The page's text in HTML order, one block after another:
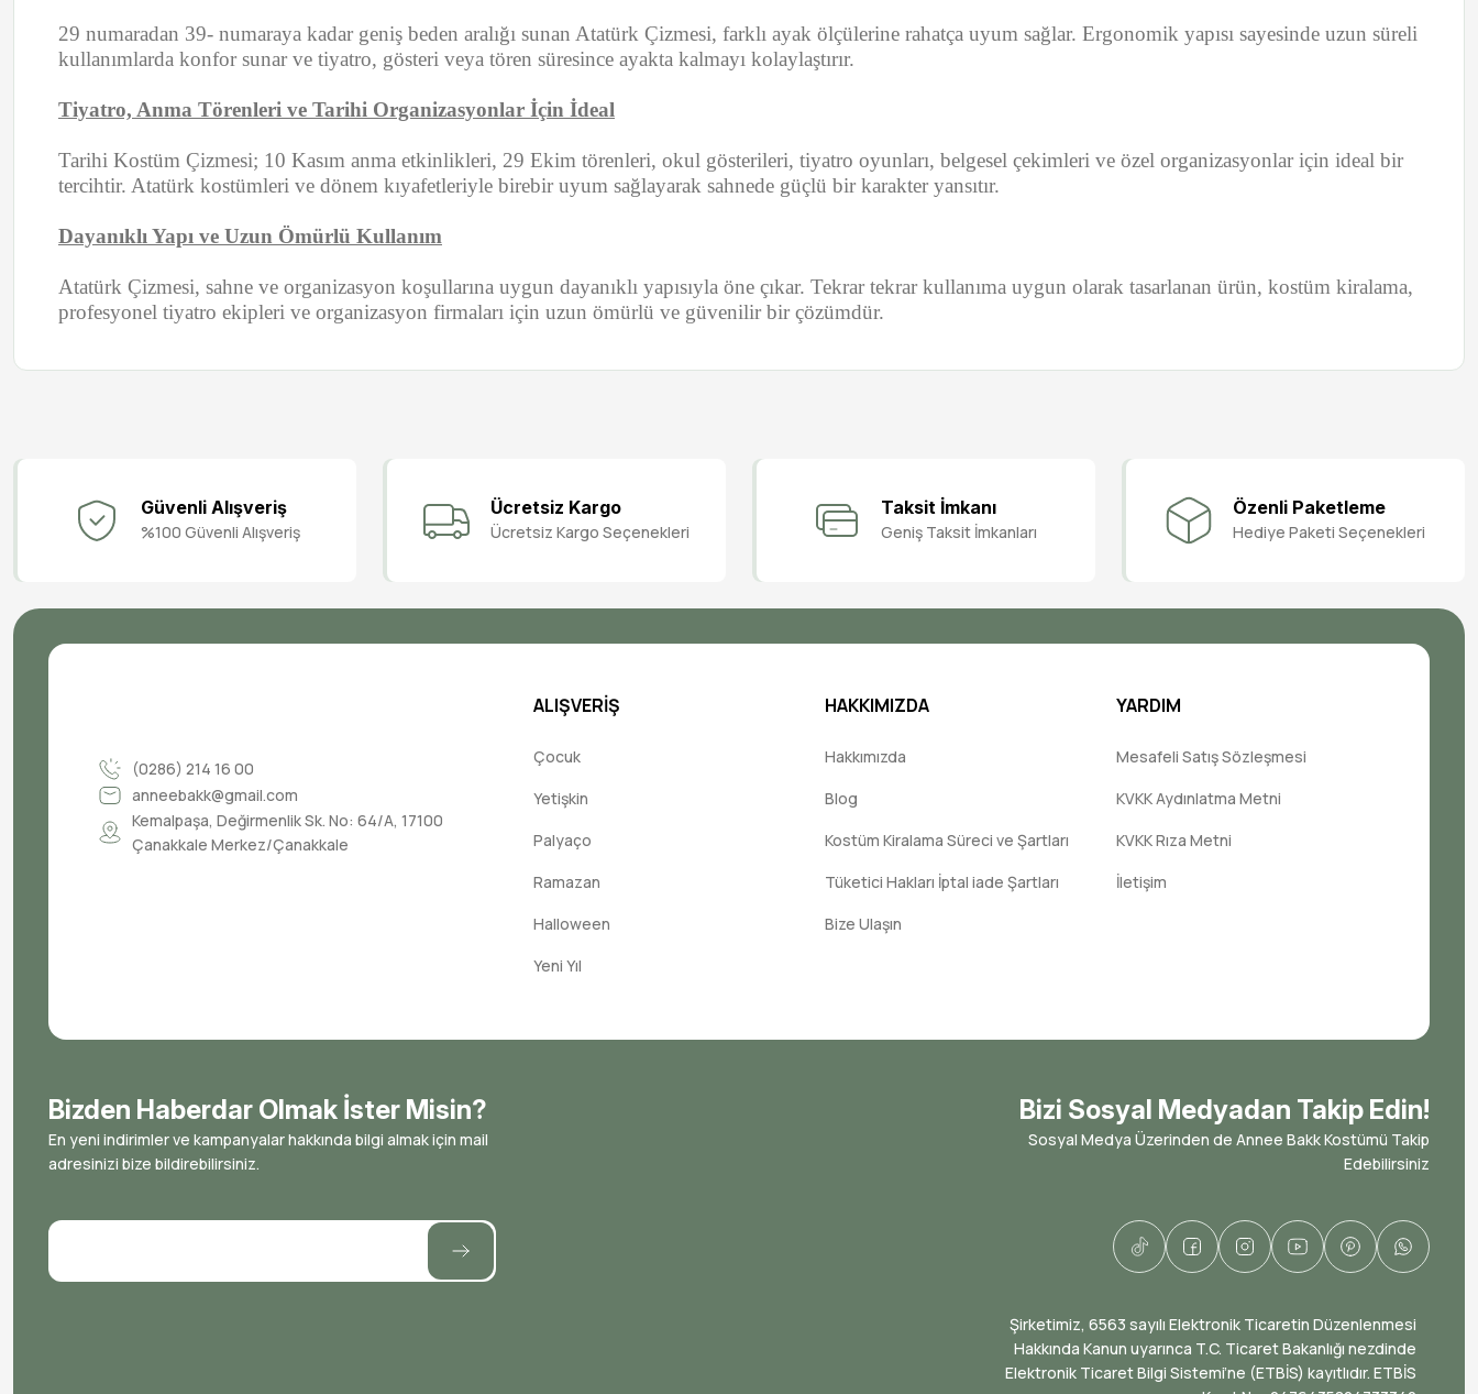
29 numaradan 39- numaraya kadar geniş beden aralığı sunan Atatürk Çizmesi, farklı ayak ölçülerine rahatça uyum sağlar. Ergonomik yapısı sayesinde uzun süreli
kullanımlarda konfor sunar ve tiyatro, gösteri veya tören süresince ayakta kalmayı kolaylaştırır.
Tiyatro, Anma Törenleri ve Tarihi Organizasyonlar İçin İdeal
Tarihi Kostüm Çizmesi; 10 Kasım anma etkinlikleri, 29 Ekim törenleri, okul gösterileri, tiyatro oyunları, belgesel çekimleri ve özel organizasyonlar için ideal bir
tercihtir. Atatürk kostümleri ve dönem kıyafetleriyle birebir uyum sağlayarak sahnede güçlü bir karakter yansıtır.
Dayanıklı Yapı ve Uzun Ömürlü Kullanım
Atatürk Çizmesi, sahne ve organizasyon koşullarına uygun dayanıklı yapısıyla öne çıkar. Tekrar tekrar kullanıma uygun olarak tasarlanan ürün, kostüm kiralama,
profesyonel tiyatro ekipleri ve organizasyon firmaları için uzun ömürlü ve güvenilir bir çözümdür.
Güvenli Alışveriş
%100 Güvenli Alışveriş
Ücretsiz Kargo
Ücretsiz Kargo Seçenekleri
Taksit İmkanı
Geniş Taksit İmkanları
Özenli Paketleme
Hediye Paketi Seçenekleri
(0286) 214 16 00
anneebakk@gmail.com
Kemalpaşa, Değirmenlik Sk. No: 64/A, 17100
Çanakkale Merkez/Çanakkale
ALIŞVERİŞ
Çocuk
Yetişkin
Palyaço
Ramazan
Halloween
Yeni Yıl
HAKKIMIZDA
Hakkımızda
Blog
Kostüm Kiralama Süreci ve Şartları
Tüketici Hakları İptal iade Şartları
Bize Ulaşın
YARDIM
Mesafeli Satış Sözleşmesi
KVKK Aydınlatma Metni
KVKK Rıza Metni
İletişim
Bizden Haberdar Olmak İster Misin?
En yeni indirimler ve kampanyalar hakkında bilgi almak için mail
adresinizi bize bildirebilirsiniz.
Bizi Sosyal Medyadan Takip Edin!
Sosyal Medya Üzerinden de Annee Bakk Kostümü Takip
Edebilirsiniz
​Şirketimiz, 6563 sayılı Elektronik Ticaretin Düzenlenmesi
Hakkında Kanun uyarınca T.C. Ticaret Bakanlığı nezdinde
Elektronik Ticaret Bilgi Sistemi’ne (ETBİS) kayıtlıdır. ETBİS